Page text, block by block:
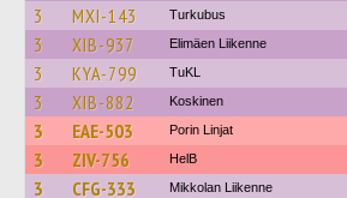
3 MXI-143 Turkubus
3 XIB-937 Elimäen Liikenne
3 KYA-799 TuKL
3 XIB-882 Koskinen
3 EAE-503 Porin Linjat
3 ZIV-756 HelB
3 CFG-333 Mikkolan Liikenne